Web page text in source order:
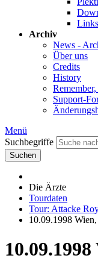
Links
Archiv
News -
Über uns
Credits
History
Support-
Menü
Suchbegriffe
Suchen
Die Ärzte
Tourdaten
Tour: Attacke
10.09.1998